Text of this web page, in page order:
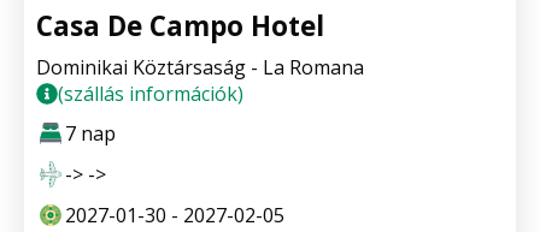
Casa De Campo Hotel
Dominikai Köztársaság - La Romana
(szállás információk)
7 nap
-> ->
2027-01-30 - 2027-02-05